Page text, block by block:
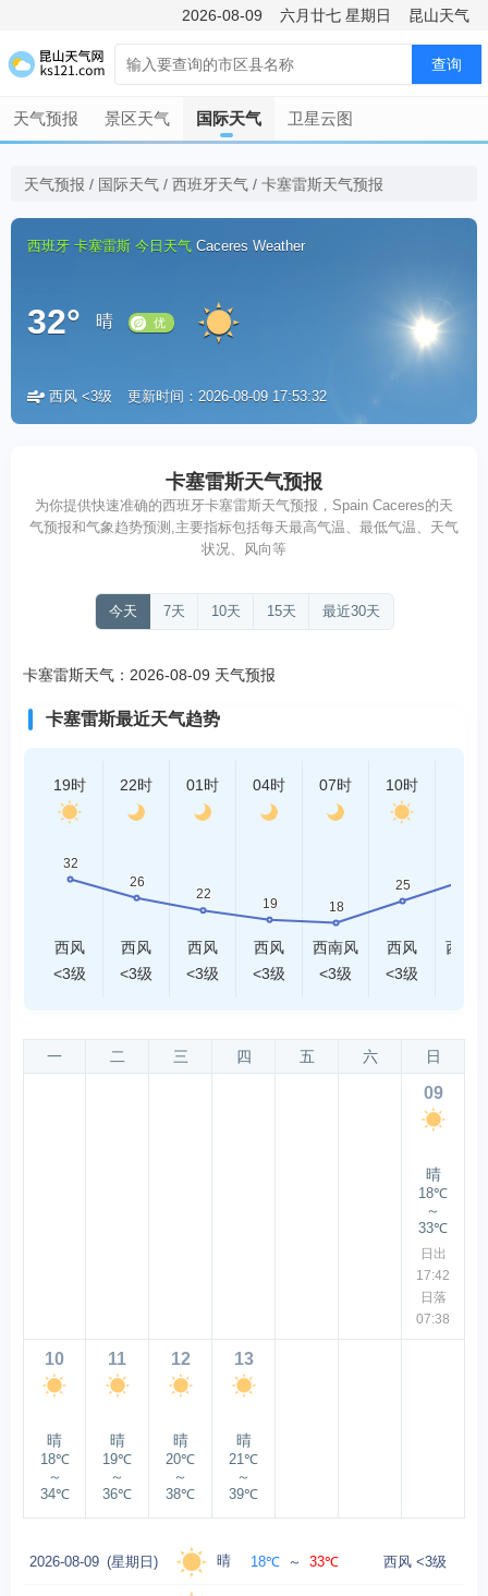
2026-08-09 六月廿七 星期日 昆山天气
查询
天气预报 景区天气 国际天气 卫星云图
天气预报 / 国际天气 / 西班牙天气 / 卡塞雷斯天气预报
西班牙 卡塞雷斯 今日天气 Caceres Weather
32° 晴
优
西风 <3级 更新时间：2026-08-09 17:53:32
卡塞雷斯天气预报
为你提供快速准确的西班牙卡塞雷斯天气预报，Spain Caceres的天
气预报和气象趋势预测,主要指标包括每天最高气温、最低气温、天气
状况、风向等
今天 7天 10天 15天 最近30天
卡塞雷斯天气：2026-08-09 天气预报
卡塞雷斯最近天气趋势
19时
西风
<3级
22时
西风
<3级
01时
西风
<3级
04时
西风
<3级
07时
西南风
<3级
10时
西风
<3级
西南
一 二 三 四 五 六 日
09
晴
18℃
～
33℃
日出
17:42
日落
07:38
10
晴
18℃
～
34℃
11
晴
19℃
～
36℃
12
晴
20℃
～
38℃
13
晴
21℃
～
39℃
2026-08-09 (星期日) 晴 18℃ ～ 33℃ 西风 <3级